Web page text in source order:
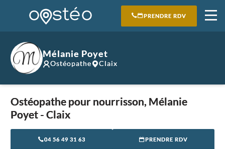
PRENDRE RDV
Mélanie Poyet
Ostéopathe Claix
Ostéopathe pour nourrisson, Mélanie
Poyet - Claix
04 56 49 31 63 PRENDRE RDV